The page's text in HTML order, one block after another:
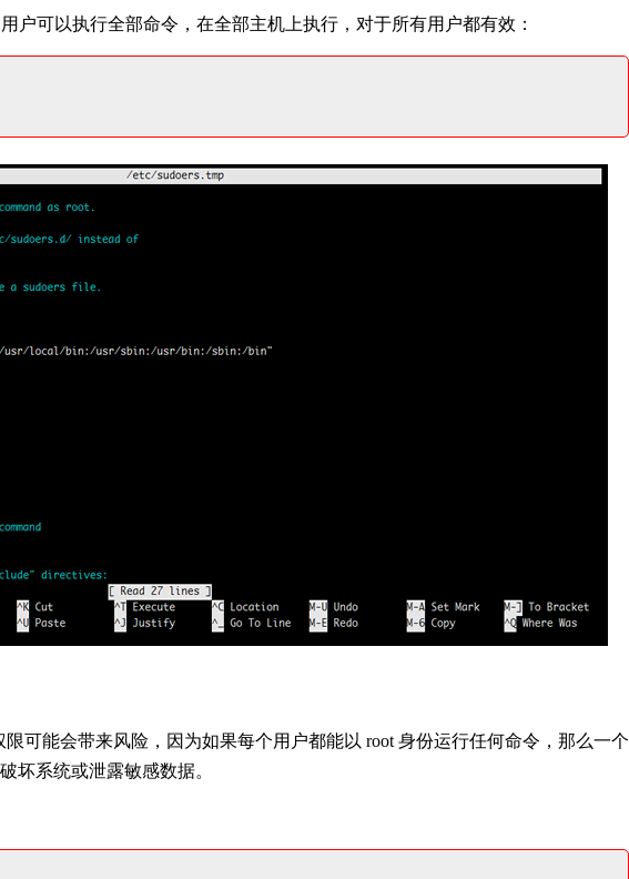
户可以执行全部命令，在全部主机上执行，对于所有用户都有效：
可能会带来风险，因为如果每个用户都能以 root 身份运行任何命令，那么一个
坏系统或泄露敏感数据。